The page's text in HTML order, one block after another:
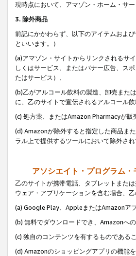
現時点において、アマゾン・ホーム・サ
3. 除外商品
前記にかかわらず、以下のアイテムおよ
といいます。）
(a)アマゾン・サイトからリンクされるサ
しくはサービス、またはバナー広告、ス
たはサービス）、
(b)乙がアルコール飲料の製造、卸売また
に、乙のサイトで宣伝されるアルコール飲
(c) 処方薬、またはAmazon Pharmacyが販
(d) Amazonが除外すると指定した商品ま
ラル上で提供するツールにおいて除外さ
アソシエイト・プログラム
乙のサイトが携帯電話、タブレットまた
ウェア・アプリケーションを含む場合、
(a) Google Play、AppleまたはAmazonア
(b) 無料でダウンロードでき、Amazonへ
(c) 独自のコンテンツを有するものであるこ
(d) Amazonのショッピングアプリの機能